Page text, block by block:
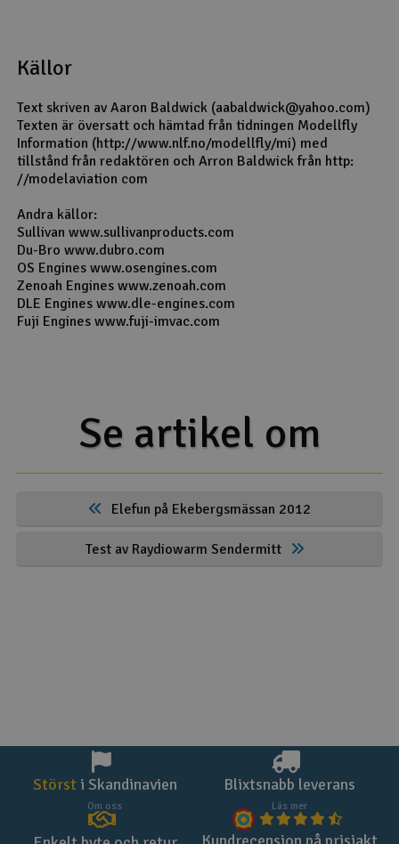
Källor
Text skriven av Aaron Baldwick (aabaldwick@yahoo.com)
Texten är översatt och hämtad från tidningen Modellfly
Information (http://www.nlf.no/modellfly/mi) med
tillstånd från redaktören och Arron Baldwick från http:
//modelaviation com
Andra källor:
Sullivan www.sullivanproducts.com
Du-Bro www.dubro.com
OS Engines www.osengines.com
Zenoah Engines www.zenoah.com
DLE Engines www.dle-engines.com
Fuji Engines www.fuji-imvac.com
Se artikel om
Elefun på Ekebergsmässan 2012
Test av Raydiowarm Sendermitt
Störst i Skandinavien
Om oss
Blixtsnabb leverans
Läs mer